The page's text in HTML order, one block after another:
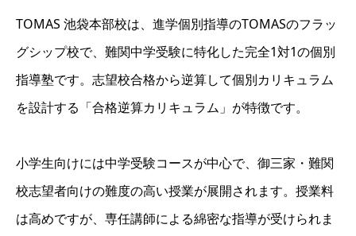
TOMAS 池袋本部校は、進学個別指導のTOMASのフラッ
グシップ校で、難関中学受験に特化した完全1対1の個別
指導塾です。志望校合格から逆算して個別カリキュラム
を設計する「合格逆算カリキュラム」が特徴です。
小学生向けには中学受験コースが中心で、御三家・難関
校志望者向けの難度の高い授業が展開されます。授業料
は高めですが、専任講師による綿密な指導が受けられま